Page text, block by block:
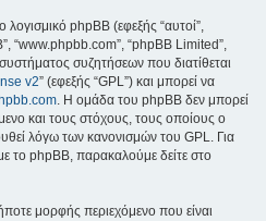
λογισμικό phpBB (εφεξής “αυτοί”,
“www.phpbb.com”, “phpBB Limited”,
συζητήσεων που διατίθεται
v2” (εφεξής “GPL”) και μπορεί να
. Η ομάδα του phpBB δεν μπορεί
και τους στόχους, τους οποίους ο
λόγω των κανονισμών του GPL. Για
το phpBB, παρακαλούμε δείτε στο
μορφής περιεχόμενο που είναι